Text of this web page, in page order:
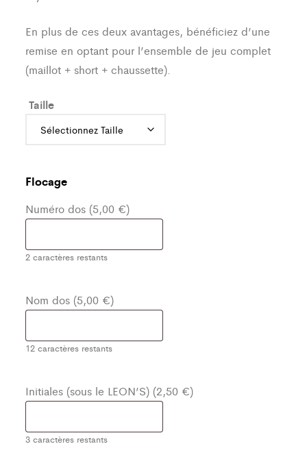
En plus de ces deux avantages, bénéficiez d’une
remise en optant pour l’ensemble de jeu complet
(maillot + short + chaussette).
Taille
Flocage
Numéro dos (5,00 €)
2 caractères restants
Nom dos (5,00 €)
12 caractères restants
Initiales (sous le LEON’S) (2,50 €)
3 caractères restants